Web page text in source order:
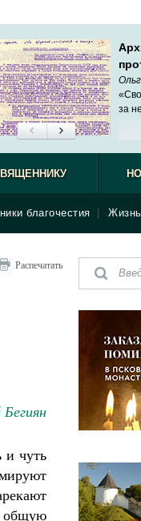
за
благочестия
Распечатать
и чуть
общую